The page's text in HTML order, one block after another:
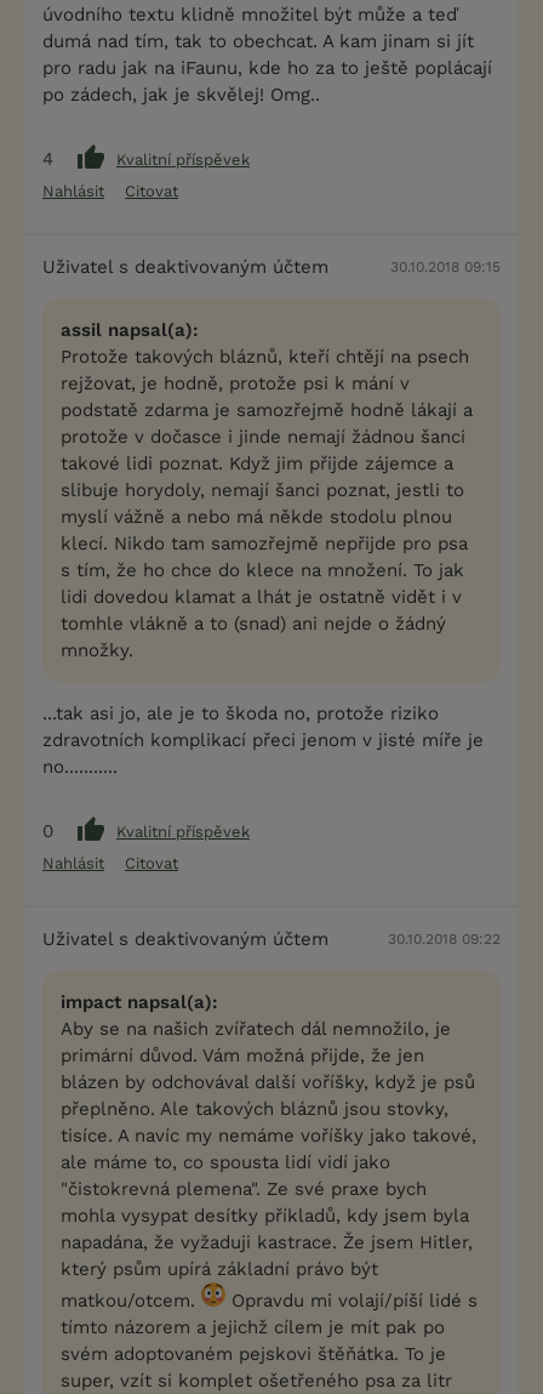
úvodního textu klidně množitel být může a teď
dumá nad tím, tak to obechcat. A kam jinam si jít
pro radu jak na iFaunu, kde ho za to ještě poplácají
po zádech, jak je skvělej! Omg..
4
Kvalitní příspěvek
Nahlásit
Citovat
Uživatel s deaktivovaným účtem 30.10.2018 09:15
assil napsal(a):
Protože takových bláznů, kteří chtějí na psech
rejžovat, je hodně, protože psi k mání v
podstatě zdarma je samozřejmě hodně lákají a
protože v dočasce i jinde nemají žádnou šanci
takové lidi poznat. Když jim přijde zájemce a
slibuje horydoly, nemají šanci poznat, jestli to
myslí vážně a nebo má někde stodolu plnou
klecí. Nikdo tam samozřejmě nepřijde pro psa
s tím, že ho chce do klece na množení. To jak
lidi dovedou klamat a lhát je ostatně vidět i v
tomhle vlákně a to (snad) ani nejde o žádný
množky.
...tak asi jo, ale je to škoda no, protože riziko
zdravotních komplikací přeci jenom v jisté míře je
no...........
0
Kvalitní příspěvek
Nahlásit
Citovat
Uživatel s deaktivovaným účtem 30.10.2018 09:22
impact napsal(a):
Aby se na našich zvířatech dál nemnožilo, je
primární důvod. Vám možná přijde, že jen
blázen by odchovával další voříšky, když je psů
přeplněno. Ale takových bláznů jsou stovky,
tisíce. A navíc my nemáme voříšky jako takové,
ale máme to, co spousta lidí vidí jako
"čistokrevná plemena". Ze své praxe bych
mohla vysypat desítky příkladů, kdy jsem byla
napadána, že vyžaduji kastrace. Že jsem Hitler,
který psům upírá základní právo být
matkou/otcem.
Opravdu mi volají/píší lidé s
tímto názorem a jejichž cílem je mít pak po
svém adoptovaném pejskovi štěňátka. To je
super, vzít si komplet ošetřeného psa za litr